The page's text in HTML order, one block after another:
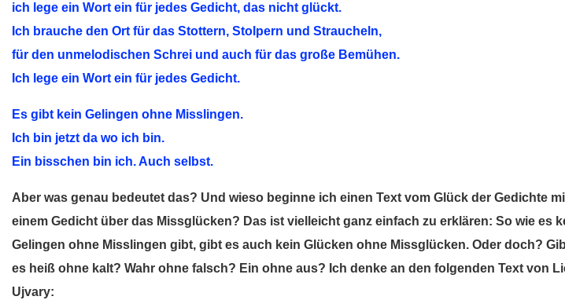
ich lege ein Wort ein für jedes Gedicht, das nicht glückt.
Ich brauche den Ort für das Stottern, Stolpern und Straucheln,
für den unmelodischen Schrei und auch für das große Bemühen.
Ich lege ein Wort ein für jedes Gedicht.
Es gibt kein Gelingen ohne Misslingen.
Ich bin jetzt da wo ich bin.
Ein bisschen bin ich. Auch selbst.
Aber was genau bedeutet das? Und wieso beginne ich einen Text vom Glück der Gedichte
einem Gedicht über das Missglücken? Das ist vielleicht ganz einfach zu erklären: So wie es
Gelingen ohne Misslingen gibt, gibt es auch kein Glücken ohne Missglücken. Oder doch?
es heiß ohne kalt? Wahr ohne falsch? Ein ohne aus? Ich denke an den folgenden Text von
Ujvary: